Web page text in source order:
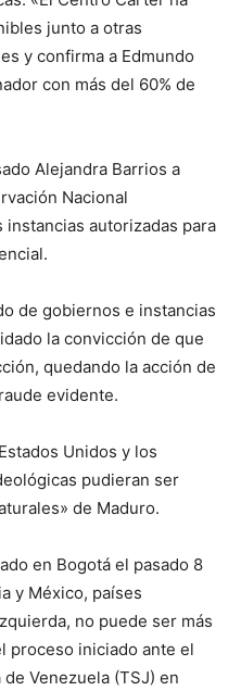
junto a otras
y confirma a Edmundo
con más del 60% de
Alejandra Barrios a
Nacional
autorizadas para
de gobiernos e instancias
la convicción de que
quedando la acción de
evidente.
Unidos y los
pudieran ser
de Maduro.
en Bogotá el pasado 8
y México, países
no puede ser más
proceso iniciado ante el
Venezuela (TSJ) en